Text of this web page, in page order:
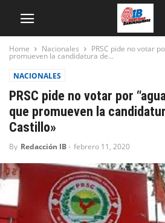
Home Nacionales PRSC pide no votar
promueven la candidatura de...
NACIONALES
PRSC pide no votar por
que promueven la
Castillo»
By Redacción IB- febrero 11, 2020